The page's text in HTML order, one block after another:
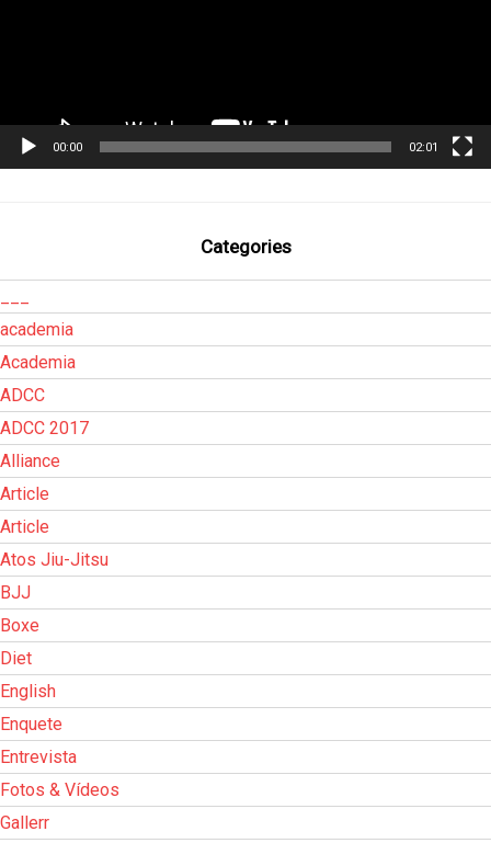
00:00 02:01
Categories
academia
Academia
ADCC
ADCC 2017
Alliance
Article
Article
Atos Jiu-Jitsu
BJJ
Boxe
Diet
English
Enquete
Entrevista
Fotos & Vídeos
Gallerr